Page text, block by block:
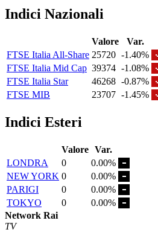
Indici Nazionali
Valore
Var.
FTSE Italia All-Share 25720 -1.40%
FTSE Italia Mid Cap 39374 -1.08%
FTSE Italia Star
46268 -0.87%
FTSE MIB
23707 -1.45%
Indici Esteri
Valore Var.
LONDRA
0
0.00%
NEW YORK 0
0.00%
PARIGI
0
0.00%
TOKYO
0
0.00%
Network Rai
TV